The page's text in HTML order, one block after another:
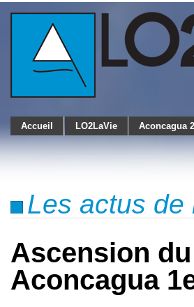
Accueil LO2LaVie Aconcagua
Les actus de
Ascension
Aconcagua